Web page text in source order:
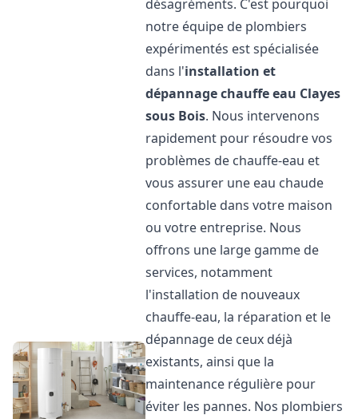
désagréments. C'est pourquoi
notre équipe de plombiers
expérimentés est spécialisée
dans l'installation et
dépannage chauffe eau Clayes
sous Bois. Nous intervenons
rapidement pour résoudre vos
problèmes de chauffe-eau et
vous assurer une eau chaude
confortable dans votre maison
ou votre entreprise. Nous
offrons une large gamme de
services, notamment
l'installation de nouveaux
chauffe-eau, la réparation et le
dépannage de ceux déjà
existants, ainsi que la
maintenance régulière pour
éviter les pannes. Nos plombiers